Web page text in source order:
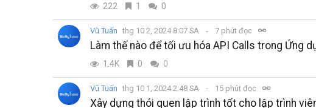
222 1 0
Vũ Tuấn thg 10 2, 2024 8:07 SA 7 phút đọc
Làm thế nào để tối ưu hóa API Calls trong Ứng
1.4K 0 0
Vũ Tuấn thg 10 1, 2024 2:48 SA 15 phút đọc
Xây dựng thói quen lập trình tốt cho lập trình